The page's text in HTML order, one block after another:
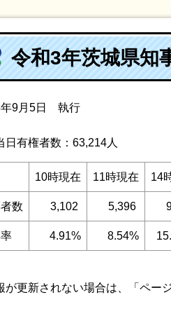
令和3年茨城県
年9月5日 執行
日有権者数：63,214人
10時現在 11時現在 14
数 3,102 5,396
4.91% 8.54%
更新されない場合は、「ペー